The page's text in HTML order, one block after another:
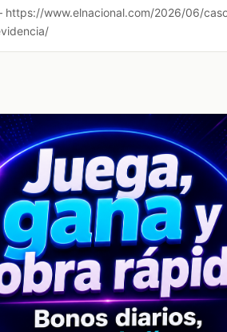
https://www.elnacional.com/2026/06/